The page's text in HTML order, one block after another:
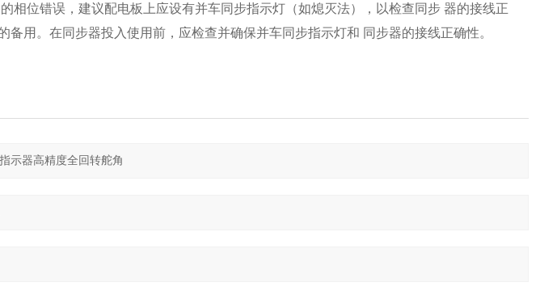
相位错误，建议配电板上应设有并车同步指示灯（如熄灭法），以检查同步 器的接线正
备用。在同步器投入使用前，应检查并确保并车同步指示灯和 同步器的接线正确性。